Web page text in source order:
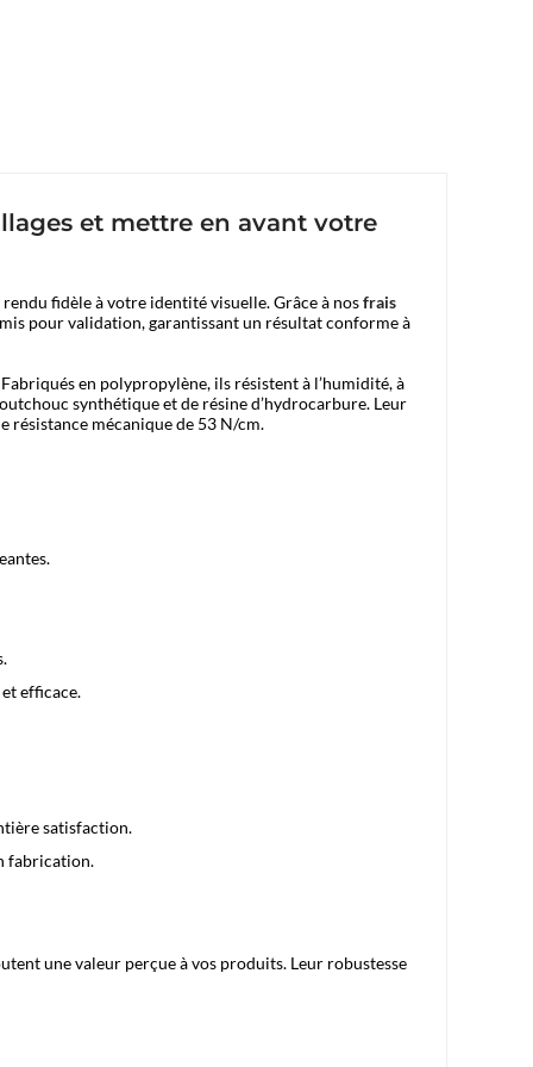
et mettre en avant votre
fidèle à votre identité visuelle. Grâce à nosfrais
pour validation, garantissant un résultat conforme à
en polypropylène, ils résistent à l’humidité, à
synthétique et de résine d’hydrocarbure. Leur
résistance mécanique de 53 N/cm.
efficace.
satisfaction.
fabrication.
une valeur perçue à vos produits. Leur robustesse